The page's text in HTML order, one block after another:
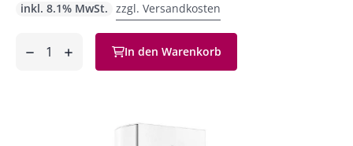
inkl. 8.1% MwSt. zzgl. Versandkosten
In den Warenkorb